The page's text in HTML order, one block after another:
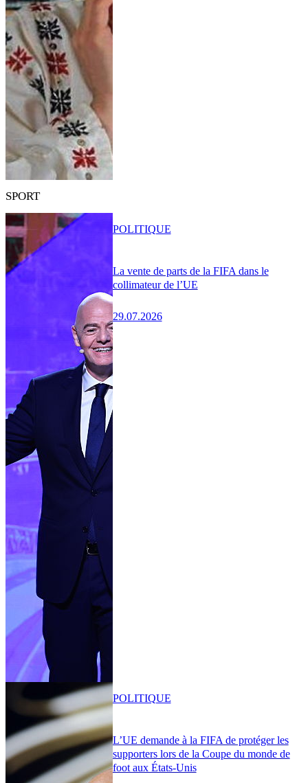
SPORT
La vente de parts de la FIFA dans le
collimateur de l’UE
29.07.2026
POLITIQUE
L’UE demande à la FIFA de protéger les
supporters lors de la Coupe du monde de
foot aux États-Unis
POLITIQUE